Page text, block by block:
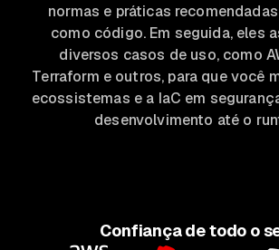
normas e práticas
como código. Em seguida, eles
diversos casos de uso, como
Terraform e outros, para que você
ecossistemas e a IaC em
desenvolvimento até o
Confiança de todo o